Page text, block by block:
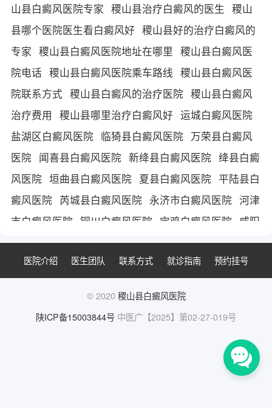
山县白癜风医院专家 稷山县治疗白癜风的医生 稷山
县哪个医院医生看白癜风好 稷山县好的治疗白癜风的
专家 稷山县白癜风医院地址在哪里 稷山县白癜风医
院电话 稷山县白癜风医院乘车路线 稷山县白癜风医
院联系方式 稷山县白癜风的治疗医院 稷山县白癜风
治疗费用 稷山县哪里治疗白癜风好 运城白癜风医院
盐湖区白癜风医院 临猗县白癜风医院 万荣县白癜风
医院 闻喜县白癜风医院 新绛县白癜风医院 绛县白癜
风医院 垣曲县白癜风医院 夏县白癜风医院 平陆县白
癜风医院 芮城县白癜风医院 永济市白癜风医院 河津
市白癜风医院 铜川白癜风医院 宝鸡白癜风医院
咸阳
白癜风医院 渭南白癜风医院 延安白癜风医院 汉中白
癜风医院
榆林白癜风医院 安康白癜风医院
商洛白癜
医院介绍 医生团队 联系方式 就诊指南 预约挂号
© 2020 稷山县白癜风医院
陕ICP备15003844号 中医广【2025】第02-27-019号